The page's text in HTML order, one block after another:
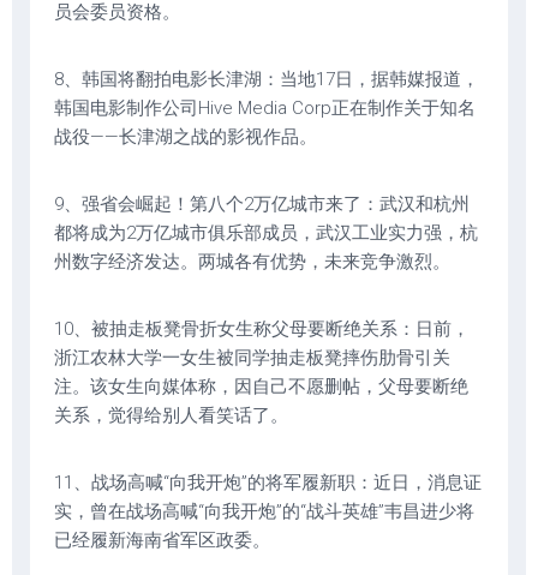
员会委员资格。
8、韩国将翻拍电影长津湖：当地17日，据韩媒报道，
韩国电影制作公司Hive Media Corp正在制作关于知名
战役——长津湖之战的影视作品。
9、强省会崛起！第八个2万亿城市来了：武汉和杭州
都将成为2万亿城市俱乐部成员，武汉工业实力强，杭
州数字经济发达。两城各有优势，未来竞争激烈。
10、被抽走板凳骨折女生称父母要断绝关系：日前，
浙江农林大学一女生被同学抽走板凳摔伤肋骨引关
注。该女生向媒体称，因自己不愿删帖，父母要断绝
关系，觉得给别人看笑话了。
11、战场高喊“向我开炮”的将军履新职：近日，消息证
实，曾在战场高喊“向我开炮”的“战斗英雄”韦昌进少将
已经履新海南省军区政委。